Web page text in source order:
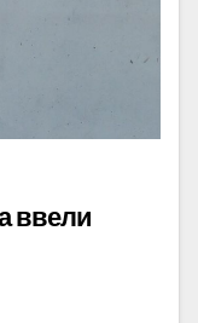
ввели